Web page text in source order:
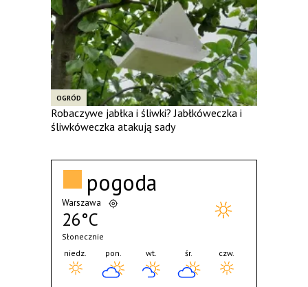
OGRÓD
Robaczywe jabłka i śliwki? Jabłkóweczka i
śliwkóweczka atakują sady
pogoda
Warszawa
26°C
Słonecznie
niedz.
pon. wt. śr. czw.